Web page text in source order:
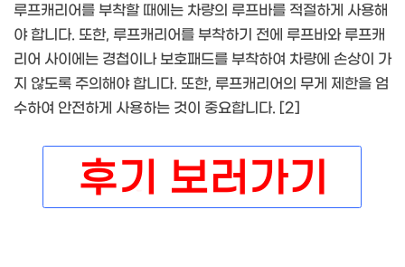
루프캐리어를 부착할 때에는 차량의 루프바를 적절하게 사용해
야 합니다. 또한, 루프캐리어를 부착하기 전에 루프바와 루프캐
리어 사이에는 경첩이나 보호패드를 부착하여 차량에 손상이 가
지 않도록 주의해야 합니다. 또한, 루프캐리어의 무게 제한을 엄
수하여 안전하게 사용하는 것이 중요합니다. [2]